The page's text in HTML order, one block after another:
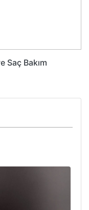
Saç Bakım